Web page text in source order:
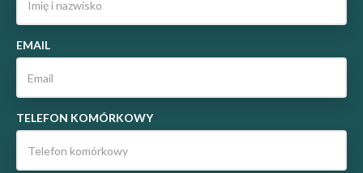
EMAIL
TELEFON KOMÓRKOWY